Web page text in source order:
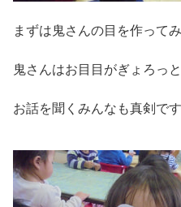
まずは鬼さんの目を作って
鬼さんはお目目がぎょろっ
お話を聞くみんなも真剣で